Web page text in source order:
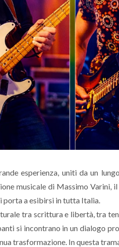
esperienza, uniti da un
musicale di Massimo Varini,
porta a esibirsi in tutta Italia.
tra scrittura e libertà, tra
si incontrano in un dialogo
trasformazione. In questa